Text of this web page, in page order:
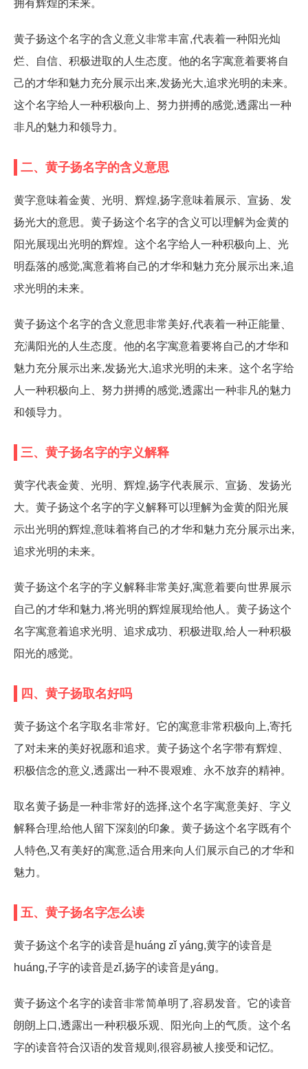
拥有辉煌的未来。
黄子扬这个名字的含义意义非常丰富,代表着一种阳光灿
烂、自信、积极进取的人生态度。他的名字寓意着要将自
己的才华和魅力充分展示出来,发扬光大,追求光明的未来。
这个名字给人一种积极向上、努力拼搏的感觉,透露出一种
非凡的魅力和领导力。
二、黄子扬名字的含义意思
黄字意味着金黄、光明、辉煌,扬字意味着展示、宣扬、发
扬光大的意思。黄子扬这个名字的含义可以理解为金黄的
阳光展现出光明的辉煌。这个名字给人一种积极向上、光
明磊落的感觉,寓意着将自己的才华和魅力充分展示出来,追
求光明的未来。
黄子扬这个名字的含义意思非常美好,代表着一种正能量、
充满阳光的人生态度。他的名字寓意着要将自己的才华和
魅力充分展示出来,发扬光大,追求光明的未来。这个名字给
人一种积极向上、努力拼搏的感觉,透露出一种非凡的魅力
和领导力。
三、黄子扬名字的字义解释
黄字代表金黄、光明、辉煌,扬字代表展示、宣扬、发扬光
大。黄子扬这个名字的字义解释可以理解为金黄的阳光展
示出光明的辉煌,意味着将自己的才华和魅力充分展示出来,
追求光明的未来。
黄子扬这个名字的字义解释非常美好,寓意着要向世界展示
自己的才华和魅力,将光明的辉煌展现给他人。黄子扬这个
名字寓意着追求光明、追求成功、积极进取,给人一种积极
阳光的感觉。
四、黄子扬取名好吗
黄子扬这个名字取名非常好。它的寓意非常积极向上,寄托
了对未来的美好祝愿和追求。黄子扬这个名字带有辉煌、
积极信念的意义,透露出一种不畏艰难、永不放弃的精神。
取名黄子扬是一种非常好的选择,这个名字寓意美好、字义
解释合理,给他人留下深刻的印象。黄子扬这个名字既有个
人特色,又有美好的寓意,适合用来向人们展示自己的才华和
魅力。
五、黄子扬名字怎么读
黄子扬这个名字的读音是huáng zǐ yáng,黄字的读音是
huáng,子字的读音是zǐ,扬字的读音是yáng。
黄子扬这个名字的读音非常简单明了,容易发音。它的读音
朗朗上口,透露出一种积极乐观、阳光向上的气质。这个名
字的读音符合汉语的发音规则,很容易被人接受和记忆。